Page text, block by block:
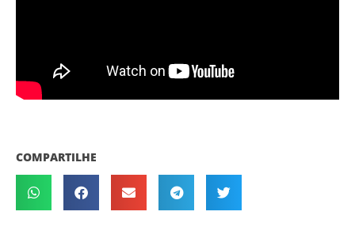
COMPARTILHE